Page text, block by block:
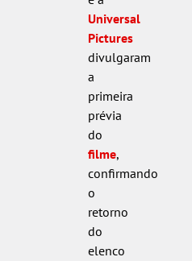
Universal
Pictures
divulgaram
a
primeira
prévia
do
filme,
confirmando
o
retorno
do
elenco